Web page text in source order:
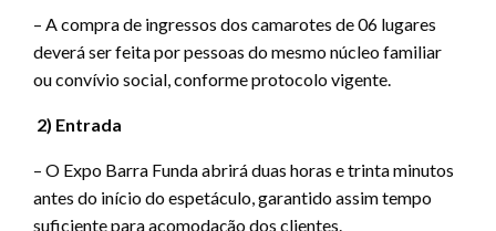
– A compra de ingressos dos camarotes de 06 lugares
deverá ser feita por pessoas do mesmo núcleo familiar
ou convívio social, conforme protocolo vigente.
2) Entrada
– O Expo Barra Funda abrirá duas horas e trinta minutos
antes do início do espetáculo, garantido assim tempo
suficiente para acomodação dos clientes.